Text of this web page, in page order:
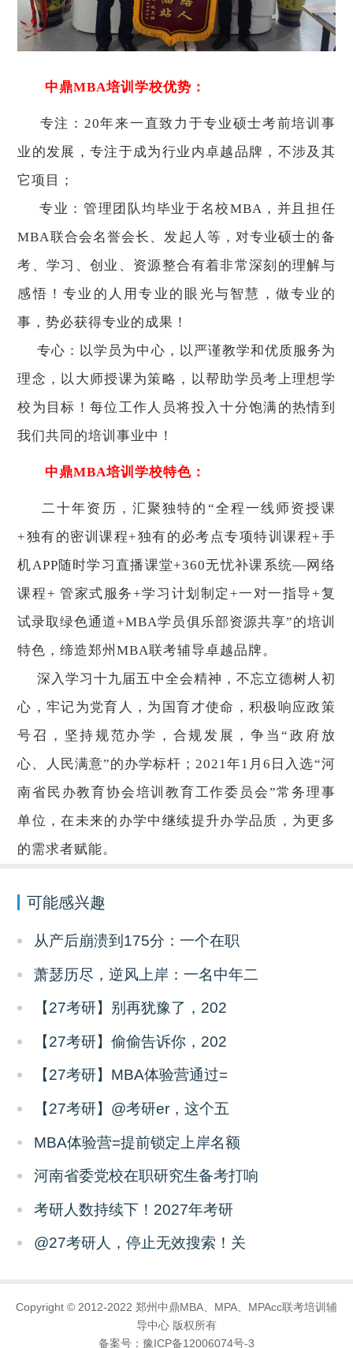
中鼎MBA培训学校优势：
专注：20年来一直致力于专业硕士考前培训事
业的发展，专注于成为行业内卓越品牌，不涉及其
它项目；
专业：管理团队均毕业于名校MBA，并且担任
MBA联合会名誉会长、发起人等，对专业硕士的备
考、学习、创业、资源整合有着非常深刻的理解与
感悟！专业的人用专业的眼光与智慧，做专业的
事，势必获得专业的成果！
专心：以学员为中心，以严谨教学和优质服务为
理念，以大师授课为策略，以帮助学员考上理想学
校为目标！每位工作人员将投入十分饱满的热情到
我们共同的培训事业中！
中鼎MBA培训学校特色：
二十年资历，汇聚独特的“全程一线师资授课
+独有的密训课程+独有的必考点专项特训课程+手
机APP随时学习直播课堂+360无忧补课系统—网络
课程+ 管家式服务+学习计划制定+一对一指导+复
试录取绿色通道+MBA学员俱乐部资源共享”的培训
特色，缔造郑州MBA联考辅导卓越品牌。
深入学习十九届五中全会精神，不忘立德树人初
心，牢记为党育人，为国育才使命，积极响应政策
号召，坚持规范办学，合规发展，争当“政府放
心、人民满意”的办学标杆；2021年1月6日入选“河
南省民办教育协会培训教育工作委员会”常务理事
单位，在未来的办学中继续提升办学品质，为更多
的需求者赋能。
可能感兴趣
从产后崩溃到175分：一个在职
萧瑟历尽，逆风上岸：一名中年二
【27考研】别再犹豫了，202
【27考研】偷偷告诉你，202
【27考研】MBA体验营通过=
【27考研】@考研er，这个五
MBA体验营=提前锁定上岸名额
河南省委党校在职研究生备考打响
考研人数持续下！2027年考研
@27考研人，停止无效搜索！关
Copyright © 2012-2022 郑州中鼎MBA、MPA、MPAcc联考培训辅
导中心 版权所有
备案号： 豫ICP备12006074号-3